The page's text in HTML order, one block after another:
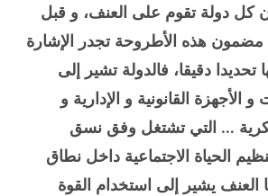
كل دولة تقوم على العنف، و قبل
هذه الأطروحة تجدر الإشارة
تحديدا دقيقا، فالدولة تشير إلى
القانونية و الإدارية و
… التي تشتغل وفق نسق
الحياة الاجتماعية داخل نطاق
يشير إلى استخدام القوة